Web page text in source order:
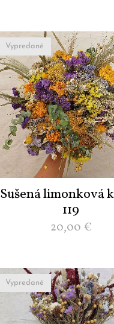
Sušená limonková
119
Vypredané
20,00 €
Vypredané